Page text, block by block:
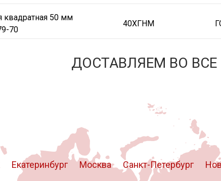
квадратная 50 мм
70
40ХГНМ
ДОСТАВЛЯЕМ ВО
Екатеринбург Москва Санкт-Петербург